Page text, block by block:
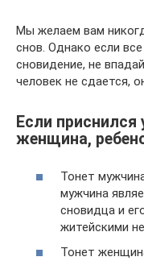
Мы желаем вам
снов. Однако если
сновидение, не
человек не сдается,
Если
женщина,
Тонет
мужчина
сновидца и
житейскими
Тонет